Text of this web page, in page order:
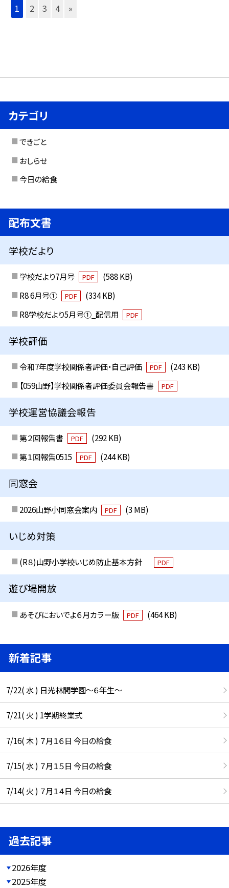
1 2 3 4 »
カテゴリ
できごと
おしらせ
今日の給食
配布文書
学校だより
学校だより7月号 PDF
(588 KB)
R8 6月号①
PDF
(334 KB)
R8学校だより5月号①_配信用
PDF
学校評価
令和7年度学校関係者評価・自己評価 PDF
(243 KB)
【059山野】学校関係者評価委員会報告書
PDF
学校運営協議会報告
第２回報告書 PDF
(292 KB)
第１回報告0515
PDF (244 KB)
同窓会
2026山野小同窓会案内 PDF (3 MB)
いじめ対策
(R８)山野小学校いじめ防止基本方針 PDF
遊び場開放
あそびにおいでよ６月カラー版 PDF (464 KB)
新着記事
7/22( 水 ) 日光林間学園～６年生～
7/21( 火 ) 1学期終業式
7/16( 木 ) ７月１６日 今日の給食
7/15( 水 ) ７月１５日 今日の給食
7/14( 火 ) ７月１４日 今日の給食
過去記事
2026年度
2025年度